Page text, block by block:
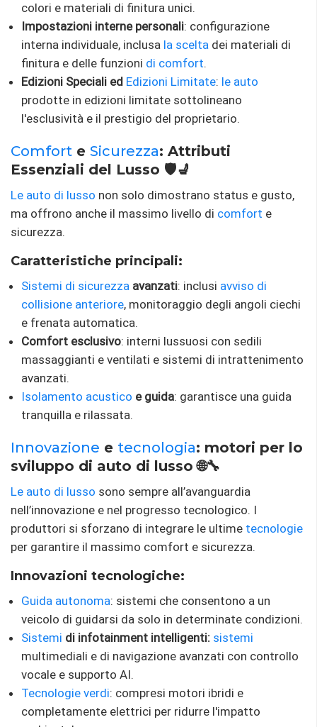
colori e materiali di finitura unici.
Impostazioni interne personali: configurazione
interna individuale, inclusa la scelta dei materiali di
finitura e delle funzioni di comfort.
Edizioni Speciali ed Edizioni Limitate: le auto
prodotte in edizioni limitate sottolineano
l'esclusività e il prestigio del proprietario.
Comfort e Sicurezza: Attributi
Essenziali del Lusso 🛡️💺
Le auto di lusso non solo dimostrano status e gusto,
ma offrono anche il massimo livello di comfort e
sicurezza.
Caratteristiche principali:
Sistemi di sicurezza avanzati: inclusi avviso di
collisione anteriore, monitoraggio degli angoli ciechi
e frenata automatica.
Comfort esclusivo: interni lussuosi con sedili
massaggianti e ventilati e sistemi di intrattenimento
avanzati.
Isolamento acustico e guida: garantisce una guida
tranquilla e rilassata.
Innovazione e tecnologia: motori per lo
sviluppo di auto di lusso 🌐🔧
Le auto di lusso sono sempre all’avanguardia
nell’innovazione e nel progresso tecnologico. I
produttori si sforzano di integrare le ultime tecnologie
per garantire il massimo comfort e sicurezza.
Innovazioni tecnologiche:
Guida autonoma: sistemi che consentono a un
veicolo di guidarsi da solo in determinate condizioni.
Sistemi di infotainment intelligenti: sistemi
multimediali e di navigazione avanzati con controllo
vocale e supporto AI.
Tecnologie verdi: compresi motori ibridi e
completamente elettrici per ridurre l'impatto